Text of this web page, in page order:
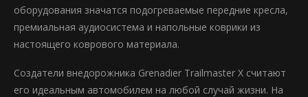
оборудования значатся подогреваемые передние кресла,
премиальная аудиосистема и напольные коврики из
настоящего коврового материала.
Создатели внедорожника Grenadier Trailmaster X считают
его идеальным автомобилем на любой случай жизни. На